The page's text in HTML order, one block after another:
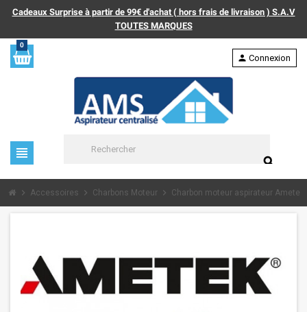
Cadeaux Surprise à partir de 99€ d'achat ( hors frais de livraison ) S.A.V
TOUTES MARQUES
0
view_headline
search
person Connexion
chevron_right Accessoires chevron_right Charbons Moteur chevron_right Charbon moteur aspirateur